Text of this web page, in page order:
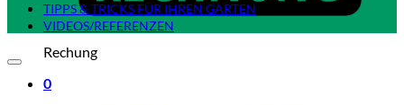
Rechung
0
TIPPS & TRICKS FÜR IHREN GARTEN
VIDEOS/REFERENZEN